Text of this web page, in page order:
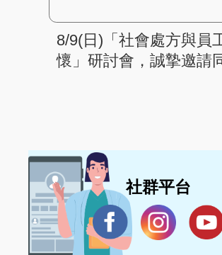
8/9(日)「社會處方與員
懷」研討會，誠摯邀請
社群平台